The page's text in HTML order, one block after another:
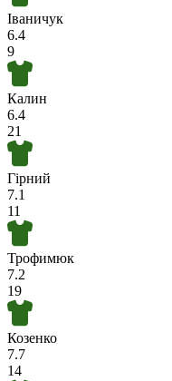
Іваничук
6.4
9
Калин
6.4
21
Гірний
7.1
11
Трофимюк
7.2
19
Козенко
7.7
14